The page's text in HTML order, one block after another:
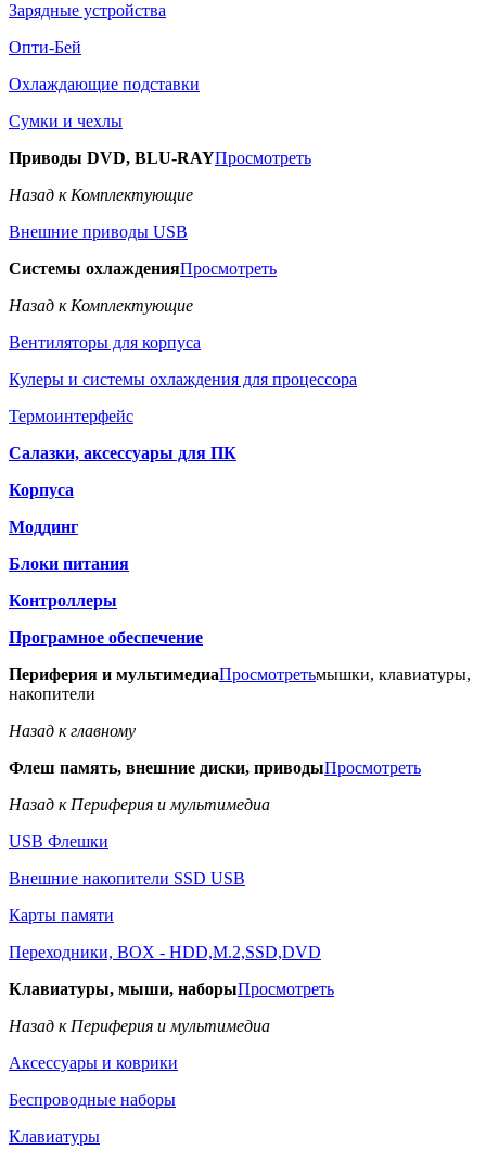
Зарядные устройства
Опти-Бей
Охлаждающие подставки
Сумки и чехлы
Приводы DVD, BLU-RAYПросмотреть
Назад к Комплектующие
Внешние приводы USB
Системы охлажденияПросмотреть
Назад к Комплектующие
Вентиляторы для корпуса
Кулеры и системы охлаждения для процессора
Термоинтерфейс
Салазки, аксессуары для ПК
Корпуса
Моддинг
Блоки питания
Контроллеры
Програмное обеспечение
Периферия и мультимедиаПросмотретьмышки, клавиатуры,
накопители
Назад к главному
Флеш память, внешние диски, приводыПросмотреть
Назад к Периферия и мультимедиа
USB Флешки
Внешние накопители SSD USB
Карты памяти
Переходники, BOX - HDD,M.2,SSD,DVD
Клавиатуры, мыши, наборыПросмотреть
Назад к Периферия и мультимедиа
Аксессуары и коврики
Беспроводные наборы
Клавиатуры